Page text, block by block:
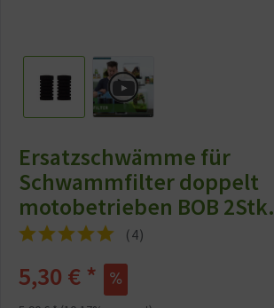
Ersatzschwämme für
Schwammfilter doppelt
motobetrieben BOB 2Stk.
(4)
5,30 € *